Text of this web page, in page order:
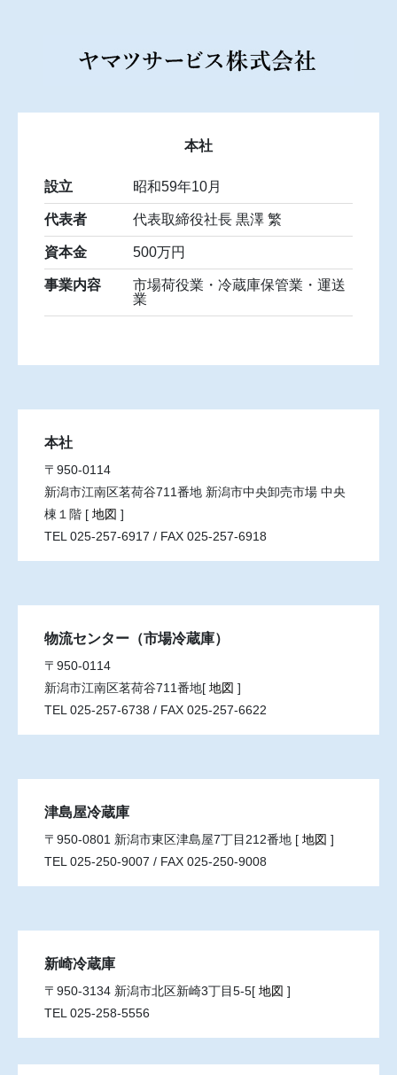
本社
設立 昭和59年10月
代表者 代表取締役社長 黒澤 繁
資本金 500万円
事業内容
市場荷役業・冷蔵庫保管業・運送
業
本社
〒950-0114
新潟市江南区茗荷谷711番地 新潟市中央卸売市場 中央
棟１階 [ 地図 ]
TEL 025-257-6917 / FAX 025-257-6918
物流センター（市場冷蔵庫）
〒950-0114
新潟市江南区茗荷谷711番地[ 地図 ]
TEL 025-257-6738 / FAX 025-257-6622
津島屋冷蔵庫
〒950-0801 新潟市東区津島屋7丁目212番地 [ 地図 ]
TEL 025-250-9007 / FAX 025-250-9008
新崎冷蔵庫
〒950-3134 新潟市北区新崎3丁目5-5[ 地図 ]
TEL 025-258-5556